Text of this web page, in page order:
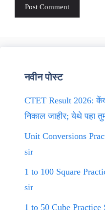
नवीन पोस्ट
CTET Result 2026:
निकाल जाहीर; येथे पहा
Unit Conversions
sir
1 to 100 Square
sir
1 to 50 Cube Practice